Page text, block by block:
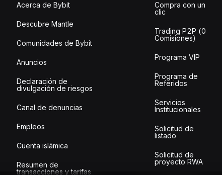
Acerca de Bybit
Descubre Mantle
Comunidades de Bybit
Anuncios
Declaración de
divulgación de riesgos
Canal de denuncias
Empleos
Cuenta islámica
Resumen de
transacciones y tarifas
Compra con un
clic
Trading P2P (0
Comisiones)
Programa VIP
Programa de
Referidos
Servicios
Institucionales
Solicitud de
listado
Solicitud de
proyecto RWA